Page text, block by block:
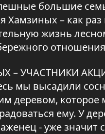
большие
Хамзиных – как
жизнь
УЧАСТНИКИ
мы высадили
деревом,
ему. У
- уже значит